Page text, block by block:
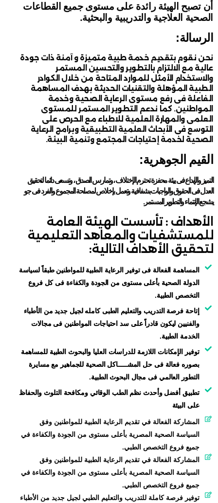
أن تصبح الهيئة رائدة على مستوى جميع القطاعات
الصحية العلاجية والتدريبية والبحثية.
الرسالة:
نحن نقوم بتقديم خدمة طبية متميزة و آمنة ذات جودة
عالية مع الالتزام بالتطوير والتحسين المستمر
والاستخدام الأمثل للموارد المتاحة من خلال الكوادر
الطبية المؤهلة والتقنيات الحديثة بهدف المساهمة
الفاعلة فى رفع مستوى الرعاية الصحية وخدمة
المواطنين. كما ندعم التطوير المستمر للمستوى
العلمى والمهارة العلمية للاطباء مع الحرص على
التوسع فى الأبحاث العلمية التطبيقية وبرامج الرعاية
الصحية لخدمة إحتياجات المجتمع وتنمية البيئة.
القيم الجوهرية:
التميز والإبداع فى بيئة محفزة تحترم الإختلاف ، وتمارس الصدق ، وتسعى دائما لتحقيق
العدل فى الحقوق والواجبات بشفافية وتعمل بإخلاص لمصلحة المجموع والفرد فى جو
يشجع الإنتماء والتطوير المستمر.
الأهداف : تأسست الهيئة العامة
للمستشفيات والمعاهد التعليمية
لتحقيق الأهداف التالية:
المساهمة الفعالة فى توفير الرعاية الطبية للمواطنين طبقاً لسياسة
الدولة الصحية بأعلى مستوى من الجودة والكفاءة فى كل فروع
التخصص الطبية.
إتاحة فرصة التدريب والتعليم الطبى كامله لجيل جديد من الأطباء
والفنيين ليكون قادراً على سد احتياجات المواطنين فى مجالات
الخدمة الطبية.
توفير الإمكانات اللازمة للدراسات العليا والبحوث الطبية للمساهمة
بصوره فعالة فى حل المشـــــاكل الصحية للجماهير مع مسايرة
التطور العالمي فى مجال البحوث الطبية.
تطبيق أفضل وأحدث نظم الطب الوقائي ومكافحة التلوث والحفاظ
على البيئة
المشاركة الفعالة في تقديم الرعاية الطبية للمواطنين وفق
السياسة الصحية المصرية بأعلى مستوى من الجودة والكفاءة في
جميع فروع التخصص الطبي.
المشاركة الفعالة في تقديم الرعاية الطبية للمواطنين وفق
السياسة الصحية المصرية بأعلى مستوى من الجودة والكفاءة في
جميع فروع التخصص الطبي.
توفير فرصة كاملة للتدريب والتعليم الطبي لجيل جديد من الأطباء